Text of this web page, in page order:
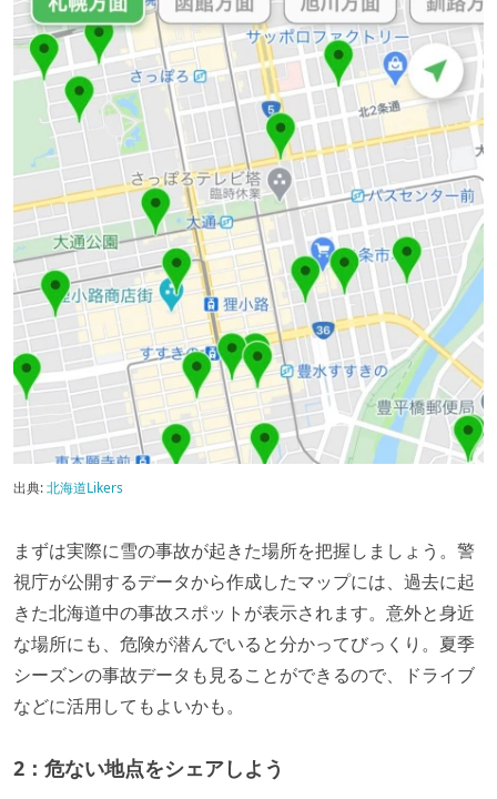
出典:北海道Likers
まずは実際に雪の事故が起きた場所を把握しましょう。警
視庁が公開するデータから作成したマップには、過去に起
きた北海道中の事故スポットが表示されます。意外と身近
な場所にも、危険が潜んでいると分かってびっくり。夏季
シーズンの事故データも見ることができるので、ドライブ
などに活用してもよいかも。
2：危ない地点をシェアしよう